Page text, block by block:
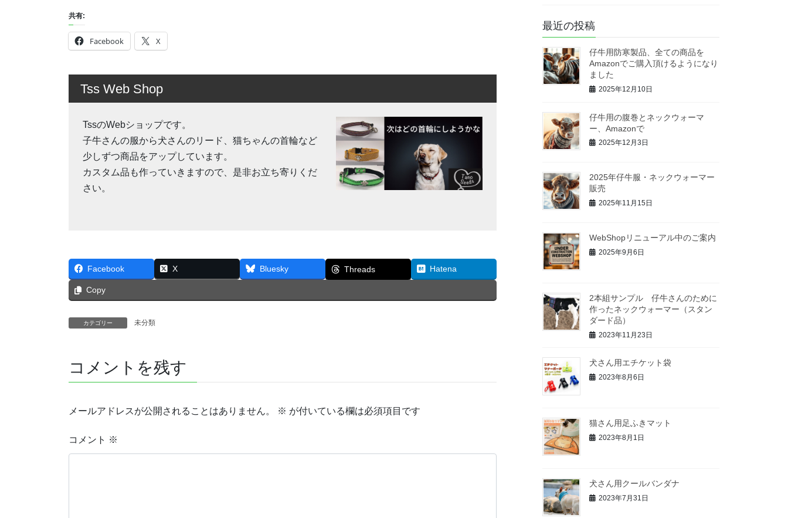
共有:
Facebook X
Tss Web Shop
TssのWebショップです。
子牛さんの服から犬さんのリード、猫ちゃんの首輪など
少しずつ商品をアップしています。
カスタム品も作っていきますので、是非お立ち寄りくだ
さい。
Facebook X Bluesky Threads Hatena
Copy
カテゴリー 未分類
コメントを残す
メールアドレスが公開されることはありません。 ※ が付いている欄は必須項目です
コメント ※
最近の投稿
仔牛用防寒製品、全ての商品を
Amazonでご購入頂けるようになり
ました
2025年12月10日
仔牛用の腹巻とネックウォーマ
ー、Amazonで
2025年12月3日
2025年仔牛服・ネックウォーマー
販売
2025年11月15日
WebShopリニューアル中のご案内
2025年9月6日
2本組サンプル 仔牛さんのために
作ったネックウォーマー（スタン
ダード品）
2023年11月23日
犬さん用エチケット袋
2023年8月6日
猫さん用足ふきマット
2023年8月1日
犬さん用クールバンダナ
2023年7月31日